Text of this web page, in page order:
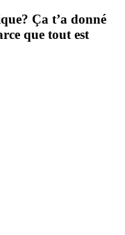
Ça t’a donné
que tout est